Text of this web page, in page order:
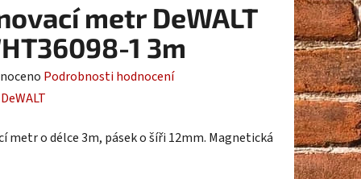
metr DeWALT
1 3m
Podrobnosti hodnocení
DeWALT
metr o délce 3m, pásek o šíři 12mm. Magnetická